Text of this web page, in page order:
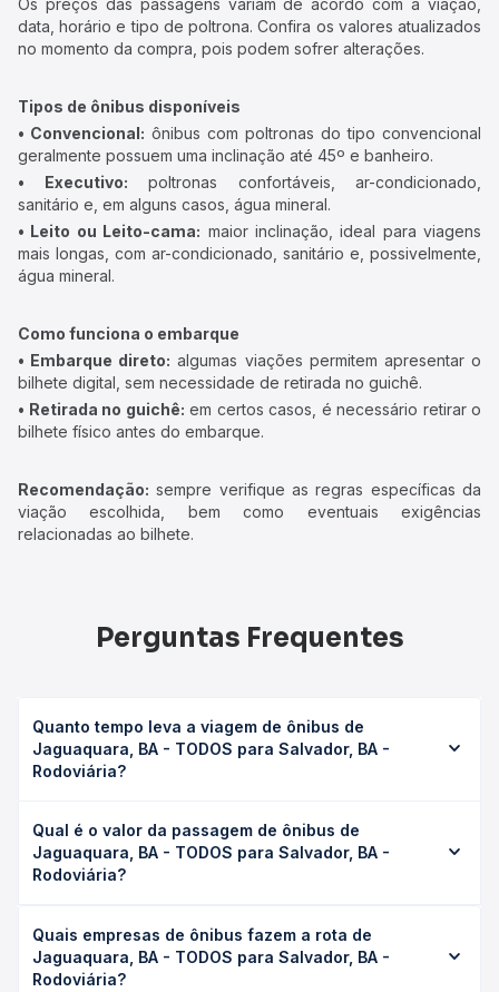
Os preços das passagens variam de acordo com a viação,
data, horário e tipo de poltrona. Confira os valores atualizados
no momento da compra, pois podem sofrer alterações.
Tipos de ônibus disponíveis
• Convencional: ônibus com poltronas do tipo convencional
geralmente possuem uma inclinação até 45º e banheiro.
• Executivo: poltronas confortáveis, ar-condicionado,
sanitário e, em alguns casos, água mineral.
• Leito ou Leito-cama: maior inclinação, ideal para viagens
mais longas, com ar-condicionado, sanitário e, possivelmente,
água mineral.
Como funciona o embarque
• Embarque direto: algumas viações permitem apresentar o
bilhete digital, sem necessidade de retirada no guichê.
• Retirada no guichê: em certos casos, é necessário retirar o
bilhete físico antes do embarque.
Recomendação: sempre verifique as regras específicas da
viação escolhida, bem como eventuais exigências
relacionadas ao bilhete.
Perguntas Frequentes
Quanto tempo leva a viagem de ônibus de
Jaguaquara, BA - TODOS para Salvador, BA -
Rodoviária?
Salvador, BA - Rodoviária leva em média 7h 22min,
podendo variar conforme a viação, o tipo de serviço
(convencional, executivo ou leito) e as condições de
desejada.
Qual é o valor da passagem de ônibus de
Jaguaquara, BA - TODOS para Salvador, BA -
Rodoviária?
TODOS para Salvador, BA - Rodoviária custa em média R$
112,82 e varia conforme a data da viagem, a empresa, o
tipo de poltrona e a antecedência da compra. Na Quero
Quais empresas de ônibus fazem a rota de
Jaguaquara, BA - TODOS para Salvador, BA -
Rodoviária?